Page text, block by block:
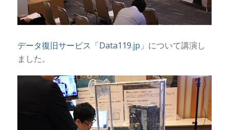
データ復旧サービス「Data119.jp」 について講演し
ました。